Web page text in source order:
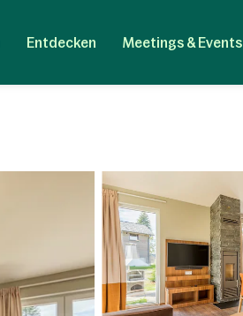
Entdecken Meetings & Events